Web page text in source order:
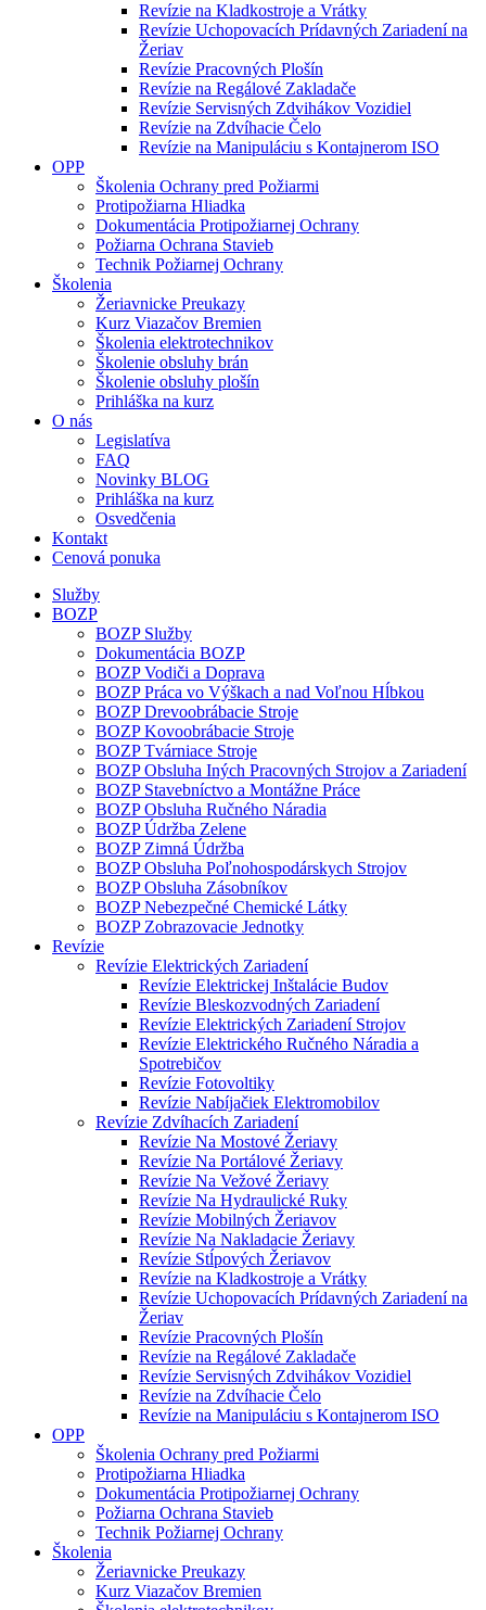
Revízie na Kladkostroje a Vrátky
Revízie Uchopovacích Prídavných Zariadení na
Žeriav
Revízie Pracovných Plošín
Revízie na Regálové Zakladače
Revízie Servisných Zdvihákov Vozidiel
Revízie na Zdvíhacie Čelo
Revízie na Manipuláciu s Kontajnerom ISO
OPP
Školenia Ochrany pred Požiarmi
Protipožiarna Hliadka
Dokumentácia Protipožiarnej Ochrany
Požiarna Ochrana Stavieb
Technik Požiarnej Ochrany
Školenia
Žeriavnicke Preukazy
Kurz Viazačov Bremien
Školenia elektrotechnikov
Školenie obsluhy brán
Školenie obsluhy plošín
Prihláška na kurz
O nás
Legislatíva
FAQ
Novinky BLOG
Prihláška na kurz
Osvedčenia
Kontakt
Cenová ponuka
Služby
BOZP
BOZP Služby
Dokumentácia BOZP
BOZP Vodiči a Doprava
BOZP Práca vo Výškach a nad Voľnou Hĺbkou
BOZP Drevoobrábacie Stroje
BOZP Kovoobrábacie Stroje
BOZP Tvárniace Stroje
BOZP Obsluha Iných Pracovných Strojov a Zariadení
BOZP Stavebníctvo a Montážne Práce
BOZP Obsluha Ručného Náradia
BOZP Údržba Zelene
BOZP Zimná Údržba
BOZP Obsluha Poľnohospodárskych Strojov
BOZP Obsluha Zásobníkov
BOZP Nebezpečné Chemické Látky
BOZP Zobrazovacie Jednotky
Revízie
Revízie Elektrických Zariadení
Revízie Elektrickej Inštalácie Budov
Revízie Bleskozvodných Zariadení
Revízie Elektrických Zariadení Strojov
Revízie Elektrického Ručného Náradia a
Spotrebičov
Revízie Fotovoltiky
Revízie Nabíjačiek Elektromobilov
Revízie Zdvíhacích Zariadení
Revízie Na Mostové Žeriavy
Revízie Na Portálové Žeriavy
Revízie Na Vežové Žeriavy
Revízie Na Hydraulické Ruky
Revízie Mobilných Žeriavov
Revízie Na Nakladacie Žeriavy
Revízie Stĺpových Žeriavov
Revízie na Kladkostroje a Vrátky
Revízie Uchopovacích Prídavných Zariadení na
Žeriav
Revízie Pracovných Plošín
Revízie na Regálové Zakladače
Revízie Servisných Zdvihákov Vozidiel
Revízie na Zdvíhacie Čelo
Revízie na Manipuláciu s Kontajnerom ISO
OPP
Školenia Ochrany pred Požiarmi
Protipožiarna Hliadka
Dokumentácia Protipožiarnej Ochrany
Požiarna Ochrana Stavieb
Technik Požiarnej Ochrany
Školenia
Žeriavnicke Preukazy
Kurz Viazačov Bremien